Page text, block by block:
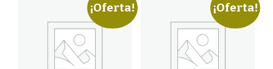
¡Oferta! ¡Oferta!